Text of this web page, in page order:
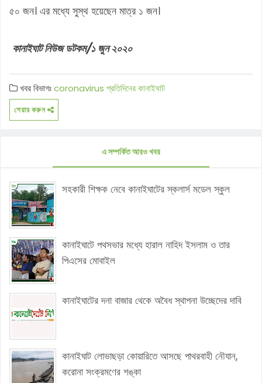
৫০ জন। এর মধ্যে সুস্থ হয়েছেন মাত্র ১ জন।
কানাইঘাট নিউজ ডটকম/১ জুন ২০২০
খবর বিভাগঃcoronavirus প্রতিদিনের কানাইঘাট
শেয়ার করুন
এ সম্পর্কিত আরও খবর
সহকারী শিক্ষক নেবে কানাইঘাটের স্কলার্স মডেল স্কুল
কানাইঘাটে পথসভার মধ্যে হারাল নাহিদ ইসলাম ও তার
পিএসের মোবাইল
কানাইঘাটের দনা বাজার থেকে অবৈধ স্থাপনা উচ্ছেদের দাবি
কানাইঘাট লোভাছড়া কোয়ারিতে আসছে পাথরবাহী নৌযান,
করোনা সংক্রমণের শঙ্কা